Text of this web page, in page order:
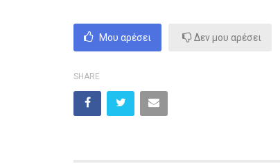
Μου αρέσει Δεν μου αρέσει
SHARE